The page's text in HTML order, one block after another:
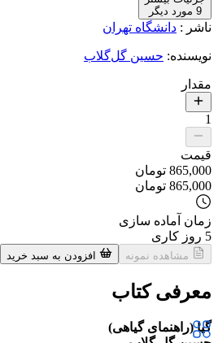
9 مورد دیگر
ناشر : دانشگاه تهران
نویسنده: حسین گل‌گلاب
مقدار
1
قیمت
865,000 تومان
865,000 تومان
زمان آماده سازی
5 روز کاری
مشاهده نمونه افزودن به سبد خرید
معرفی کتاب
گیا (راهنمای گیاهی)